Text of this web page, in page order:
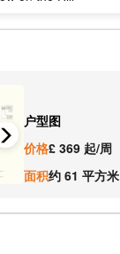
Lane
Church (Stop D)
户型图
价格£ 369 起/周
面积约 61 平方米